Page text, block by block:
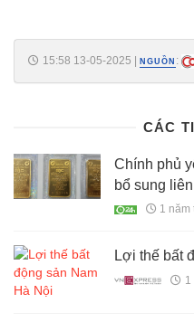
15:58 13-05-2025 NGUỒN :
CÁC
Chính phủ
bổ sung
quý 2
1 năm
Lợi thế bất
1